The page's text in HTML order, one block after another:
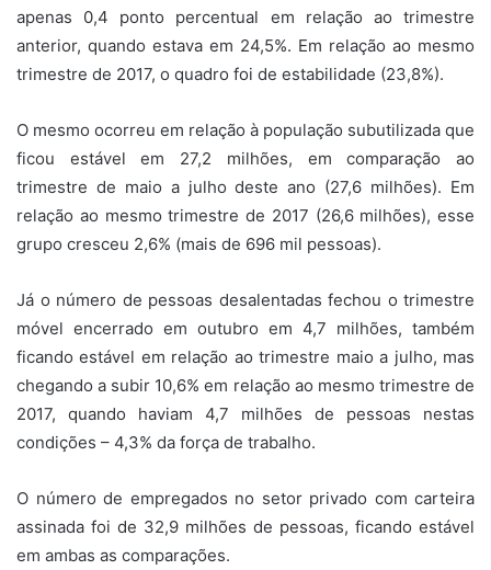
apenas 0,4 ponto percentual em relação ao trimestre
anterior, quando estava em 24,5%. Em relação ao mesmo
trimestre de 2017, o quadro foi de estabilidade (23,8%).
O mesmo ocorreu em relação à população subutilizada que
ficou estável em 27,2 milhões, em comparação ao
trimestre de maio a julho deste ano (27,6 milhões). Em
relação ao mesmo trimestre de 2017 (26,6 milhões), esse
grupo cresceu 2,6% (mais de 696 mil pessoas).
Já o número de pessoas desalentadas fechou o trimestre
móvel encerrado em outubro em 4,7 milhões, também
ficando estável em relação ao trimestre maio a julho, mas
chegando a subir 10,6% em relação ao mesmo trimestre de
2017, quando haviam 4,7 milhões de pessoas nestas
condições – 4,3% da força de trabalho.
O número de empregados no setor privado com carteira
assinada foi de 32,9 milhões de pessoas, ficando estável
em ambas as comparações.